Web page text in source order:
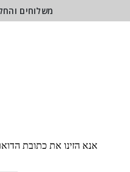
אנא הזינו את כתובת
משלוחים